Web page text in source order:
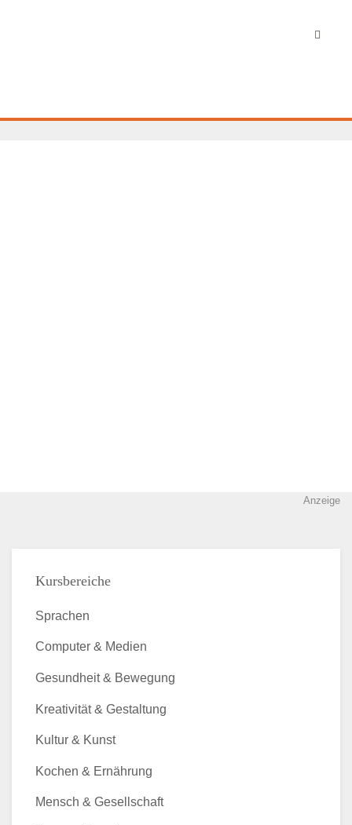
Anzeige
Kursbereiche
Sprachen
Computer & Medien
Gesundheit & Bewegung
Kreativität & Gestaltung
Kultur & Kunst
Kochen & Ernährung
Mensch & Gesellschaft